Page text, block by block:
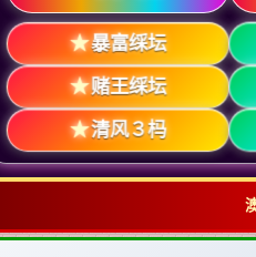
★暴富䌽坛
★赌王䌽坛
★清风３杩